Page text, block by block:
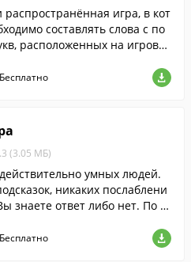
распространённая игра, в кот
составлять слова с по
расположенных на игрово
Бесплатно
(3.05 МБ)
умных людей.
никаких послаблени
знаете ответ либо нет. По м
Бесплатно